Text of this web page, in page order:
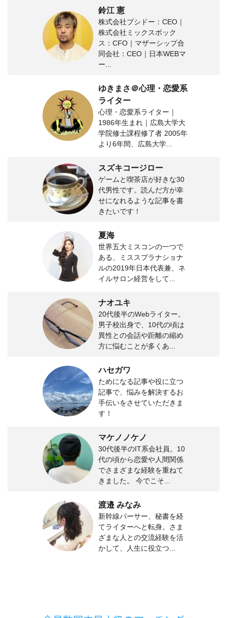
鈴江 憲
株式会社ブシドー：CEO｜
株式会社ミックスボック
ス：CFO｜マザーシップ合
同会社：CEO｜日本WEBマ
ー...
ゆきまさ＠心理・恋愛系
ライター
心理・恋愛系ライター｜
1986年生まれ｜広島大学大
学院修士課程修了者 2005年
より6年間、広島大学...
スズキコージロー
ゲームと喫茶店が好きな30
代男性です。読んだ方が幸
せになれるような記事を書
きたいです！
夏海
世界五大ミスコンの一つで
ある、ミススプラナショナ
ルの2019年日本代表兼、ネ
イルサロン経営をして...
ナオユキ
20代後半のWebライター。
男子校出身で、10代の頃は
異性との会話や距離の縮め
方に悩むことが多くあ...
ハセガワ
ためになる記事や役に立つ
記事で、悩みを解決するお
手伝いをさせていただきま
す！
マケノノケノ
30代後半のIT系会社員。10
代の頃から恋愛や人間関係
でさまざまな経験を重ねて
きました。 今でこそ...
渡邉 みなみ
新幹線パーサー、秘書を経
てライターへと転身。さま
ざまな人との交流経験を活
かして、人生に役立つ...